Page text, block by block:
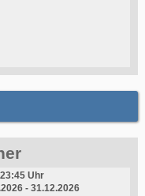
Uhr
- 31.12.2026